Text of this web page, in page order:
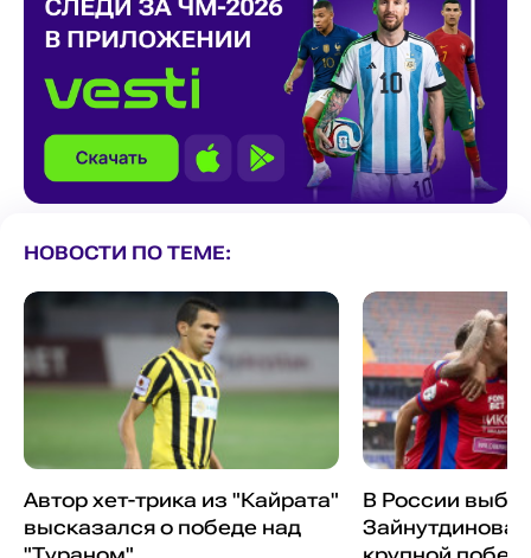
НОВОСТИ ПО ТЕМЕ:
Автор хет-трика из "Кайрата"
высказался о победе над
В России
Зайнутдинова